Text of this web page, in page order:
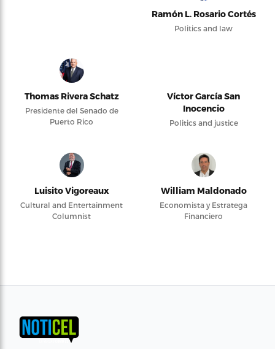
Ramón L. Rosario Cortés
Politics and law
Thomas Rivera Schatz
Presidente del Senado de
Puerto Rico
Víctor García San
Inocencio
Politics and justice
Luisito Vigoreaux
Cultural and Entertainment
Columnist
William Maldonado
Economista y Estratega
Financiero